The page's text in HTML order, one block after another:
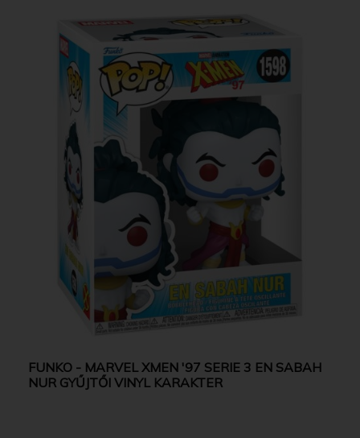
FUNKO - MARVEL XMEN '97 SERIE 3 EN SABAH
NUR GYŰJTŐI VINYL KARAKTER